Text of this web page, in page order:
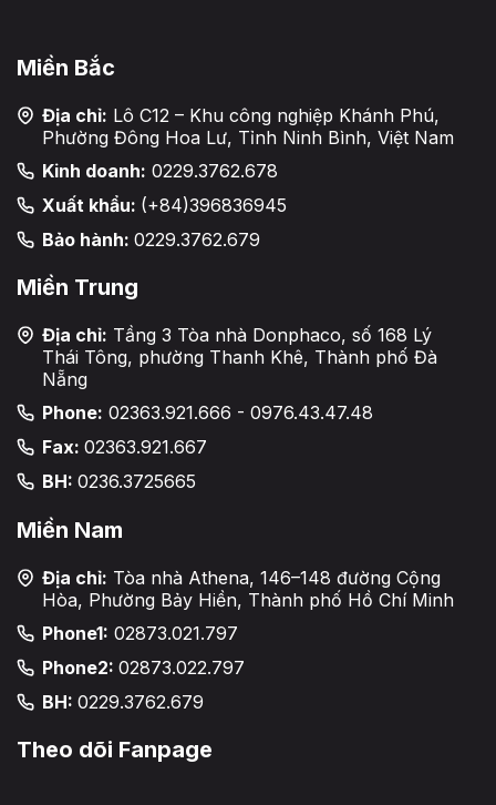
Miền Bắc
Địa chỉ: Lô C12 – Khu công nghiệp Khánh Phú,
Phường Đông Hoa Lư, Tỉnh Ninh Bình, Việt Nam
Kinh doanh: 0229.3762.678
Xuất khẩu: (+84)396836945
Bảo hành: 0229.3762.679
Miền Trung
Địa chỉ: Tầng 3 Tòa nhà Donphaco, số 168 Lý
Thái Tông, phường Thanh Khê, Thành phố Đà
Nẵng
Phone: 02363.921.666 - 0976.43.47.48
Fax: 02363.921.667
BH: 0236.3725665
Miền Nam
Địa chỉ: Tòa nhà Athena, 146–148 đường Cộng
Hòa, Phường Bảy Hiền, Thành phố Hồ Chí Minh
Phone1: 02873.021.797
Phone2: 02873.022.797
BH: 0229.3762.679
Theo dõi Fanpage